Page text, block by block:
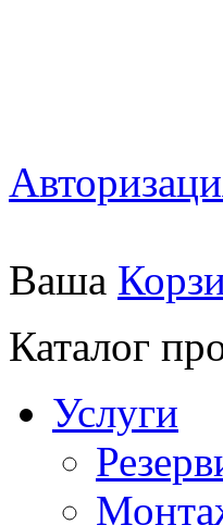
Ваша
Каталог
Услуги